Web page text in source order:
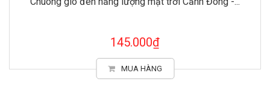
145.000₫
MUA HÀNG